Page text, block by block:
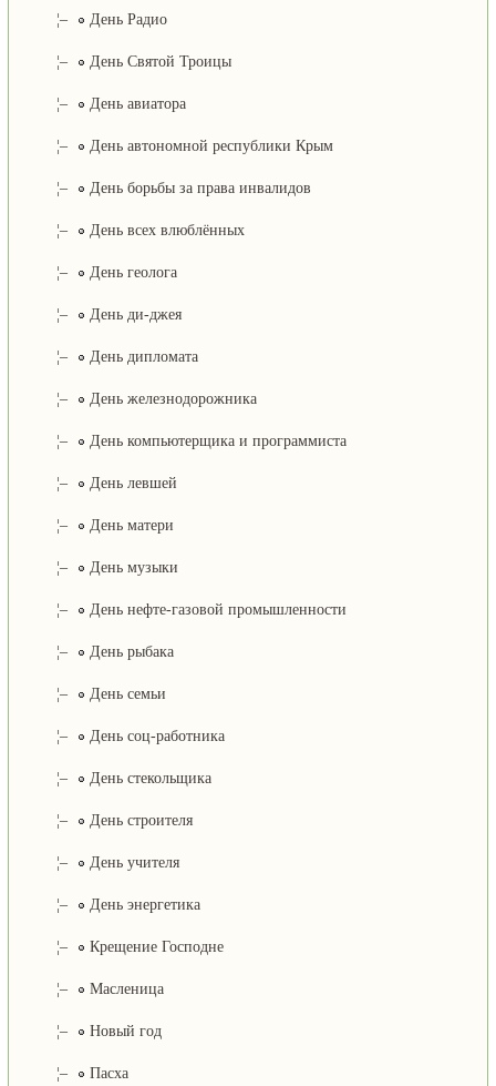
¦– День Радио
¦– День Святой Троицы
¦– День авиатора
¦– День автономной республики Крым
¦– День борьбы за права инвалидов
¦– День всех влюблённых
¦– День геолога
¦– День ди-джея
¦– День дипломата
¦– День железнодорожника
¦– День компьютерщика и программиста
¦– День левшей
¦– День матери
¦– День музыки
¦– День нефте-газовой промышленности
¦– День рыбака
¦– День семьи
¦– День соц-работника
¦– День стекольщика
¦– День строителя
¦– День учителя
¦– День энергетика
¦– Крещение Господне
¦– Масленица
¦– Новый год
¦– Пасха